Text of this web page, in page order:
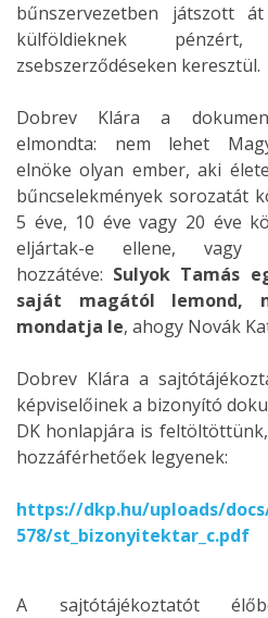
bűnszervezetben játszott
külföldieknek
zsebszerződéseken keresztül.
Dobrev Klára a
elmondta:
nem lehet
elnöke olyan ember, aki
bűncselekmények sorozatát
5 éve, 10 éve vagy 20 éve
eljártak-e ellene, vagy
hozzátéve: Sulyok Tamás
saját magától lemond,
mondatja le, ahogy Novák
Dobrev Klára a
képviselőinek a bizonyító
DK honlapjára is
hozzáférhetőek legyenek:
https://dkp.hu/uploads/
578/st_bizonyitektar_c.pdf
A sajtótájékoztatót